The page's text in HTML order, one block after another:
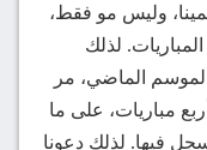
وليس مو فقط،
لذلك
الماضي، مر
مباريات، على ما
فيها. لذلك دعونا